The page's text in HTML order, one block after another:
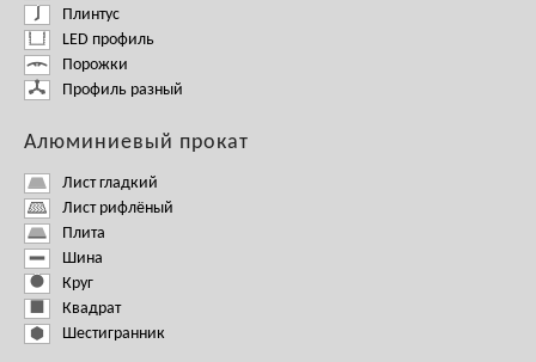
Плинтус
LED профиль
Порожки
Профиль разный
Алюминиевый прокат
Лист гладкий
Лист рифлёный
Плита
Шина
Круг
Квадрат
Шестигранник